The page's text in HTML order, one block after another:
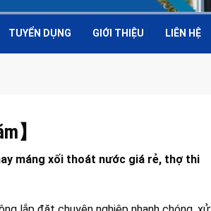
TUYỂN DỤNG GIỚI THIỆU LIÊN HỆ
】
máng xối thoát nước giá rẻ, thợ thi